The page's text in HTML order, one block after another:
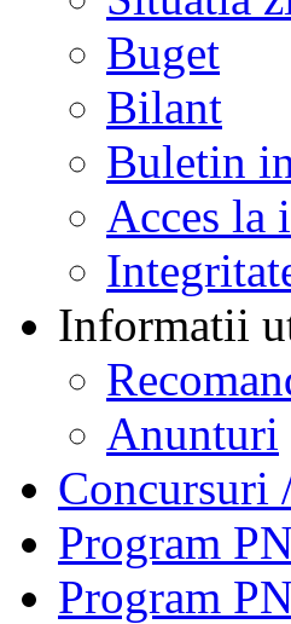
Buget
Bilant
Buletin
Acces la
Informatii
Anunturi
Concursuri
Program
Program